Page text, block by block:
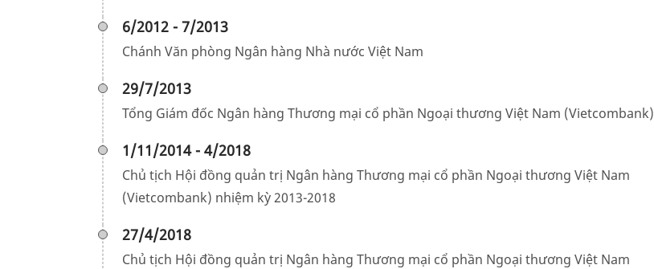
6/2012 - 7/2013
Chánh Văn phòng Ngân hàng Nhà nước Việt Nam
29/7/2013
Tổng Giám đốc Ngân hàng Thương mại cổ phần Ngoại thương Việt Nam (Vietcombank)
1/11/2014 - 4/2018
Chủ tịch Hội đồng quản trị Ngân hàng Thương mại cổ phần Ngoại thương Việt Nam
(Vietcombank) nhiệm kỳ 2013-2018
27/4/2018
Chủ tịch Hội đồng quản trị Ngân hàng Thương mại cổ phần Ngoại thương Việt Nam